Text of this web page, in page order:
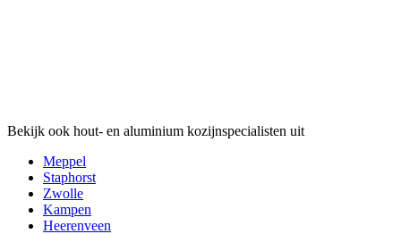
Bekijk ook hout- en aluminium kozijnspecialisten uit
Meppel
Staphorst
Zwolle
Kampen
Heerenveen